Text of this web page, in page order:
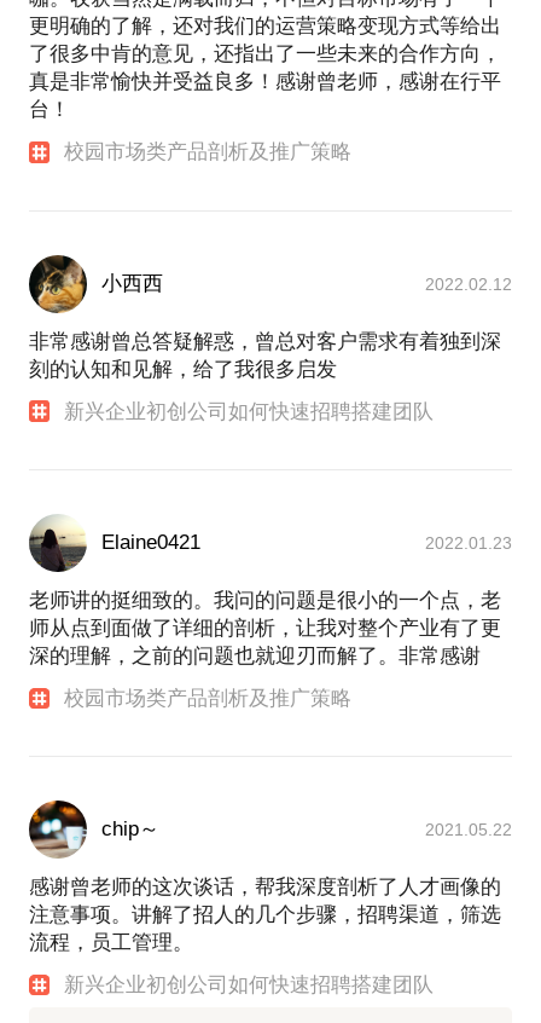
更明确的了解，还对我们的运营策略变现方式等给出
了很多中肯的意见，还指出了一些未来的合作方向，
真是非常愉快并受益良多！感谢曾老师，感谢在行平
台！
校园市场类产品剖析及推广策略
小西西 2022.02.12
非常感谢曾总答疑解惑，曾总对客户需求有着独到深
刻的认知和见解，给了我很多启发
新兴企业初创公司如何快速招聘搭建团队
Elaine0421 2022.01.23
老师讲的挺细致的。我问的问题是很小的一个点，老
师从点到面做了详细的剖析，让我对整个产业有了更
深的理解，之前的问题也就迎刃而解了。非常感谢
校园市场类产品剖析及推广策略
chip～ 2021.05.22
感谢曾老师的这次谈话，帮我深度剖析了人才画像的
注意事项。讲解了招人的几个步骤，招聘渠道，筛选
流程，员工管理。
新兴企业初创公司如何快速招聘搭建团队